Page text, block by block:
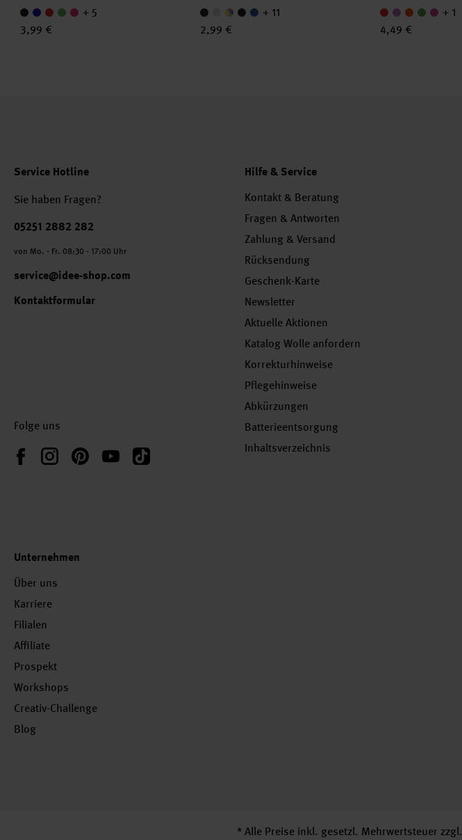
+ 5
3,99 €
+ 11
2,99 €
+ 1
4,49 €
Service Hotline
Sie haben Fragen?
Telefonnummer
05251 2882 282
von Mo. - Fr. 08:30 - 17:00 Uhr
service@idee-shop.com
Kontaktformular
Folge uns
FacebookInstagramPinterestYouTubeTikTok
Hilfe & Service
Kontakt & Beratung
Fragen & Antworten
Zahlung & Versand
Rücksendung
Geschenk-Karte
Newsletter
Aktuelle Aktionen
Katalog Wolle anfordern
Korrekturhinweise
Pflegehinweise
Abkürzungen
Batterieentsorgung
Inhaltsverzeichnis
Unternehmen
Über uns
Karriere
Filialen
Affiliate
Prospekt
Workshops
Creativ-Challenge
Blog
* Alle Preise inkl. gesetzl. Mehrwertsteuer zzgl.